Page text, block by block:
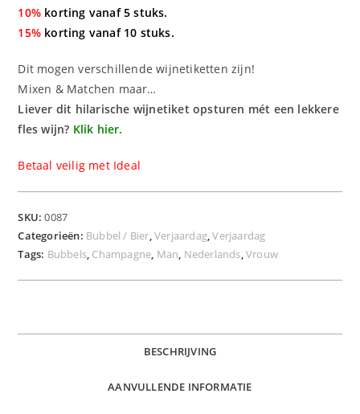
10% korting vanaf 5 stuks.
15% korting vanaf 10 stuks.
Dit mogen verschillende wijnetiketten zijn!
Mixen & Matchen maar…
Liever dit hilarische wijnetiket opsturen mét een lekkere
fles wijn? Klik hier.
Betaal veilig met Ideal
SKU:0087
Categorieën: Bubbel / Bier,Verjaardag,Verjaardag
Tags: Bubbels, Champagne, Man, Nederlands,Vrouw
BESCHRIJVING
AANVULLENDE INFORMATIE